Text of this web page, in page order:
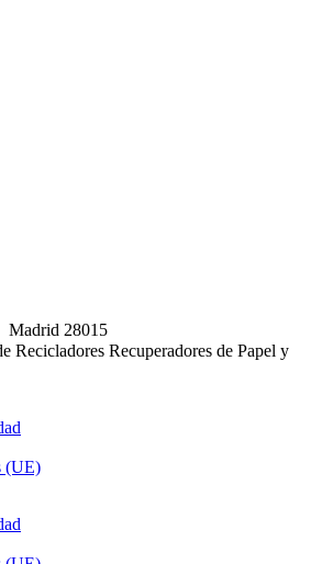
Madrid 28015
Recicladores Recuperadores de Papel y
(UE)